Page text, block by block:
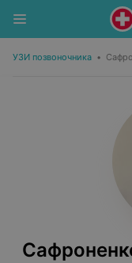
УЗИ позвоночника •